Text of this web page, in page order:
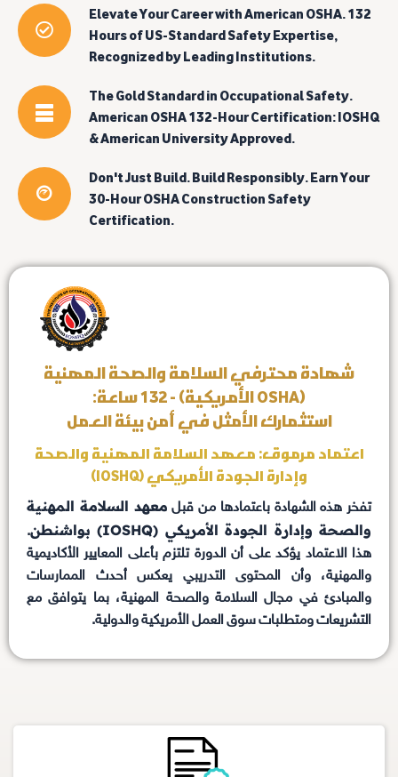
Elevate Your Career with American OSHA. 132
Hours of US-Standard Safety Expertise,
Recognized by Leading Institutions.
The Gold Standard in Occupational Safety.
American OSHA 132-Hour Certification: IOSHQ
& American University Approved.
Don't Just Build. Build Responsibly. Earn Your
30-Hour OSHA Construction Safety
Certification.
شهادة محترفي السلامة والصحة المهنية
(OSHA الأمريكية) - 132 ساعة:
استثمارك الأمثل في أمن بيئة العمل
اعتماد مرموق: معهد السلامة المهنية والصحة
وإدارة الجودة الأمريكي (IOSHQ)
تفخر هذه الشهادة باعتمادها من قبل معهد السلامة المهنية
والصحة وإدارة الجودة الأمريكي (IOSHQ) بواشنطن
.
هذا الاعتماد يؤكد على أن الدورة تلتزم بأعلى المعايير الأكاديمية
والمهنية، وأن المحتوى التدريبي يعكس أحدث الممارسات
والمبادئ في مجال السلامة والصحة المهنية، بما يتوافق مع
التشريعات ومتطلبات سوق العمل الأمريكية والدولية.